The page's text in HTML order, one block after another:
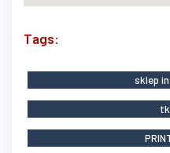
Tags:
sklep